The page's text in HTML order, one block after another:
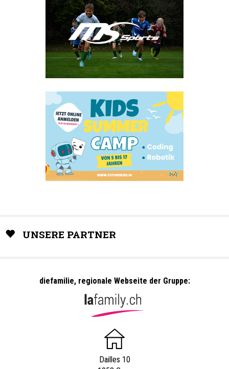
UNSERE PARTNER
diefamilie, regionale Webseite der Gruppe:
Dailles 10